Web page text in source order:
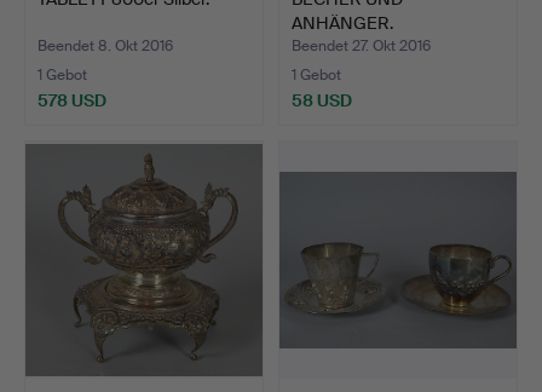
Beendet 8. Okt 2016
1 Gebot
578 USD
ANHÄNGER.
Beendet 27. Okt 2016
1 Gebot
58 USD